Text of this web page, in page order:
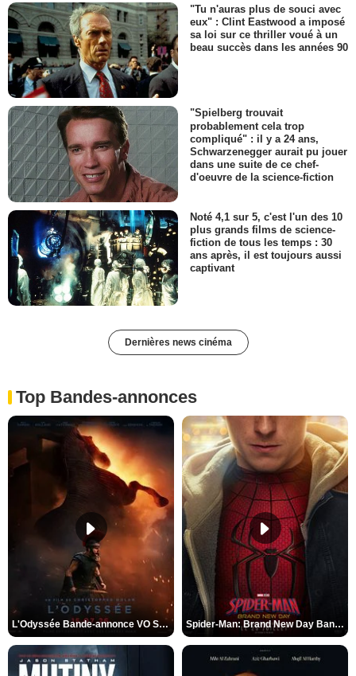
"Tu n'auras plus de souci avec
eux" : Clint Eastwood a imposé
sa loi sur ce thriller voué à un
beau succès dans les années 90
"Spielberg trouvait
probablement cela trop
compliqué" : il y a 24 ans,
Schwarzenegger aurait pu jouer
dans une suite de ce chef-
d'oeuvre de la science-fiction
Noté 4,1 sur 5, c'est l'un des 10
plus grands films de science-
fiction de tous les temps : 30
ans après, il est toujours aussi
captivant
Dernières news cinéma
Top Bandes-annonces
L'Odyssée Bande-annonce VO STFR Spider-Man: Brand New Day Bande-annonce VO STFR